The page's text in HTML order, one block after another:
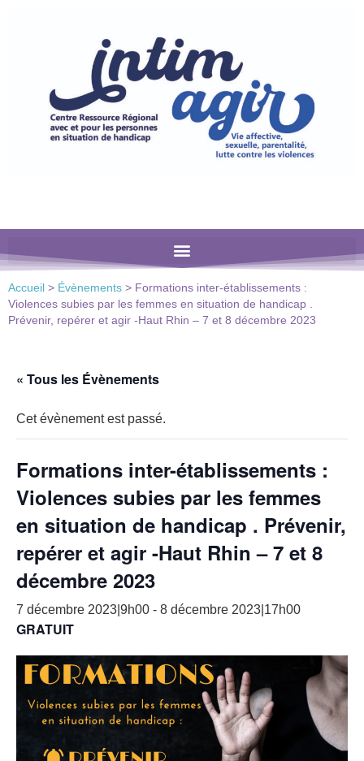
comprend
Accueil > Évènements > Formations inter-établissements :
Violences subies par les femmes en situation de handicap .
Prévenir, repérer et agir -Haut Rhin – 7 et 8 décembre 2023
« Tous les Évènements
Cet évènement est passé.
Formations inter-établissements :
Violences subies par les femmes
en situation de handicap . Prévenir,
repérer et agir -Haut Rhin – 7 et 8
décembre 2023
7 décembre 2023|9h00 - 8 décembre 2023|17h00
GRATUIT